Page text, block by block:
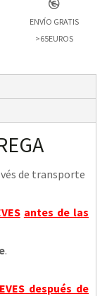
ENVÍO GRATIS
>65EUROS
de transporte
antes de las
.
después de